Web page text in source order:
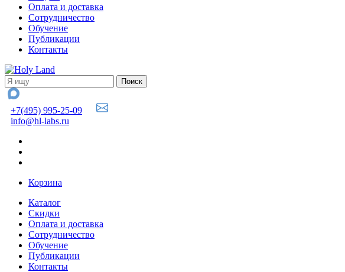
Оплата и доставка
Сотрудничество
Обучение
Публикации
Контакты
+7(495) 995-25-09
info@hl-labs.ru
Корзина
Каталог
Скидки
Оплата и доставка
Сотрудничество
Обучение
Публикации
Контакты